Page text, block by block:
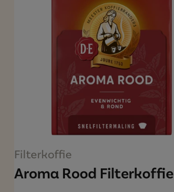
Filterkoffie
Aroma Rood Filterkoffie